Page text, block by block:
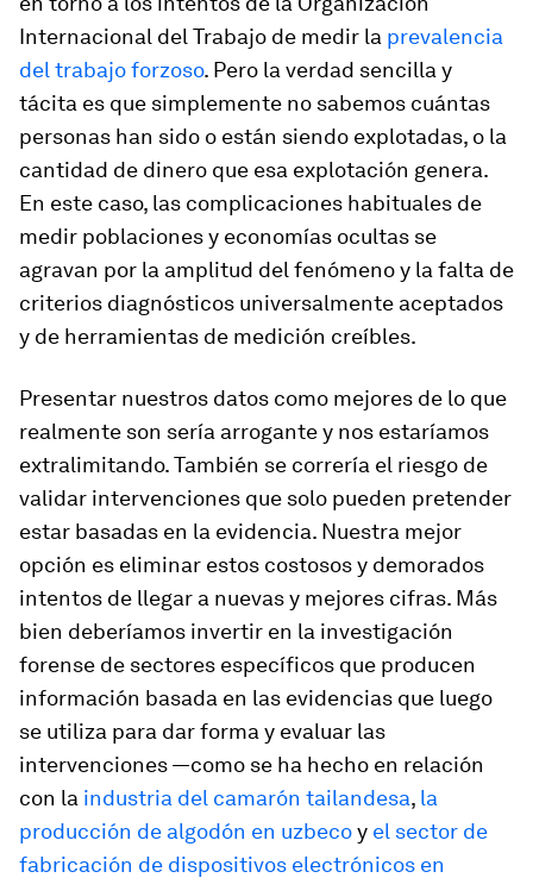
Internacional del Trabajo de medir la prevalencia
del trabajo forzoso. Pero la verdad sencilla y
tácita es que simplemente no sabemos cuántas
personas han sido o están siendo explotadas, o la
cantidad de dinero que esa explotación genera.
En este caso, las complicaciones habituales de
medir poblaciones y economías ocultas se
agravan por la amplitud del fenómeno y la falta de
criterios diagnósticos universalmente aceptados
y de herramientas de medición creíbles.
Presentar nuestros datos como mejores de lo que
realmente son sería arrogante y nos estaríamos
extralimitando. También se correría el riesgo de
validar intervenciones que solo pueden pretender
estar basadas en la evidencia. Nuestra mejor
opción es eliminar estos costosos y demorados
intentos de llegar a nuevas y mejores cifras. Más
bien deberíamos invertir en la investigación
forense de sectores específicos que producen
información basada en las evidencias que luego
se utiliza para dar forma y evaluar las
intervenciones —como se ha hecho en relación
con la industria del camarón tailandesa, la
producción de algodón en uzbecoy el sector de
fabricación de dispositivos electrónicos en